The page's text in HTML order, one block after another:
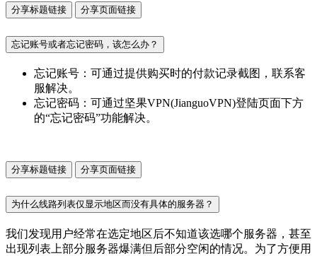
分享标题链接 分享页面链接
忘记账号或者忘记密码，该怎么办？
忘记账号：可通过提供购买时的付款记录截图，联系客
服解决。
忘记密码：可通过坚果VPN(JianguoVPN)登陆页面下方
的“忘记密码”功能解决。
分享标题链接 分享页面链接
为什么线路列表仅显示地区而没有具体的服务器？
我们发现用户经常在选定地区后不知道该选哪个服务器，甚至
出现列表上部分服务器爆满但后部分空闲的情况。为了方便用